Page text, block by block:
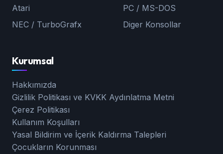
Atari
PC / MS-DOS
NEC / TurboGrafx
Diger Konsollar
Kurumsal
Hakkımızda
Gizlilik Politikası ve KVKK Aydınlatma Metni
Çerez Politikası
Kullanım Koşulları
Yasal Bildirim ve İçerik Kaldırma Talepleri
Çocukların Korunması